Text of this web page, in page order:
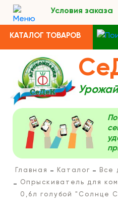
Условия заказа
КАТАЛОГ ТОВАРОВ
Главная Каталог
Все
Опрыскиватель для
0,6л голубой "Солнце